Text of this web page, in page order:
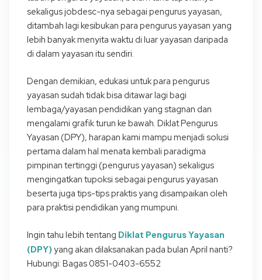
sekaligus jobdesc-nya sebagai pengurus yayasan,
ditambah lagi kesibukan para pengurus yayasan yang
lebih banyak menyita waktu di luar yayasan daripada
di dalam yayasan itu sendiri.
Dengan demikian, edukasi untuk para pengurus
yayasan sudah tidak bisa ditawar lagi bagi
lembaga/yayasan pendidikan yang stagnan dan
mengalami grafik turun ke bawah. Diklat Pengurus
Yayasan (DPY), harapan kami mampu menjadi solusi
pertama dalam hal menata kembali paradigma
pimpinan tertinggi (pengurus yayasan) sekaligus
mengingatkan tupoksi sebagai pengurus yayasan
beserta juga tips-tips praktis yang disampaikan oleh
para praktisi pendidikan yang mumpuni.
Ingin tahu lebih tentang Diklat Pengurus Yayasan
(DPY) yang akan dilaksanakan pada bulan April nanti?
Hubungi: Bagas 0851-0403-6552